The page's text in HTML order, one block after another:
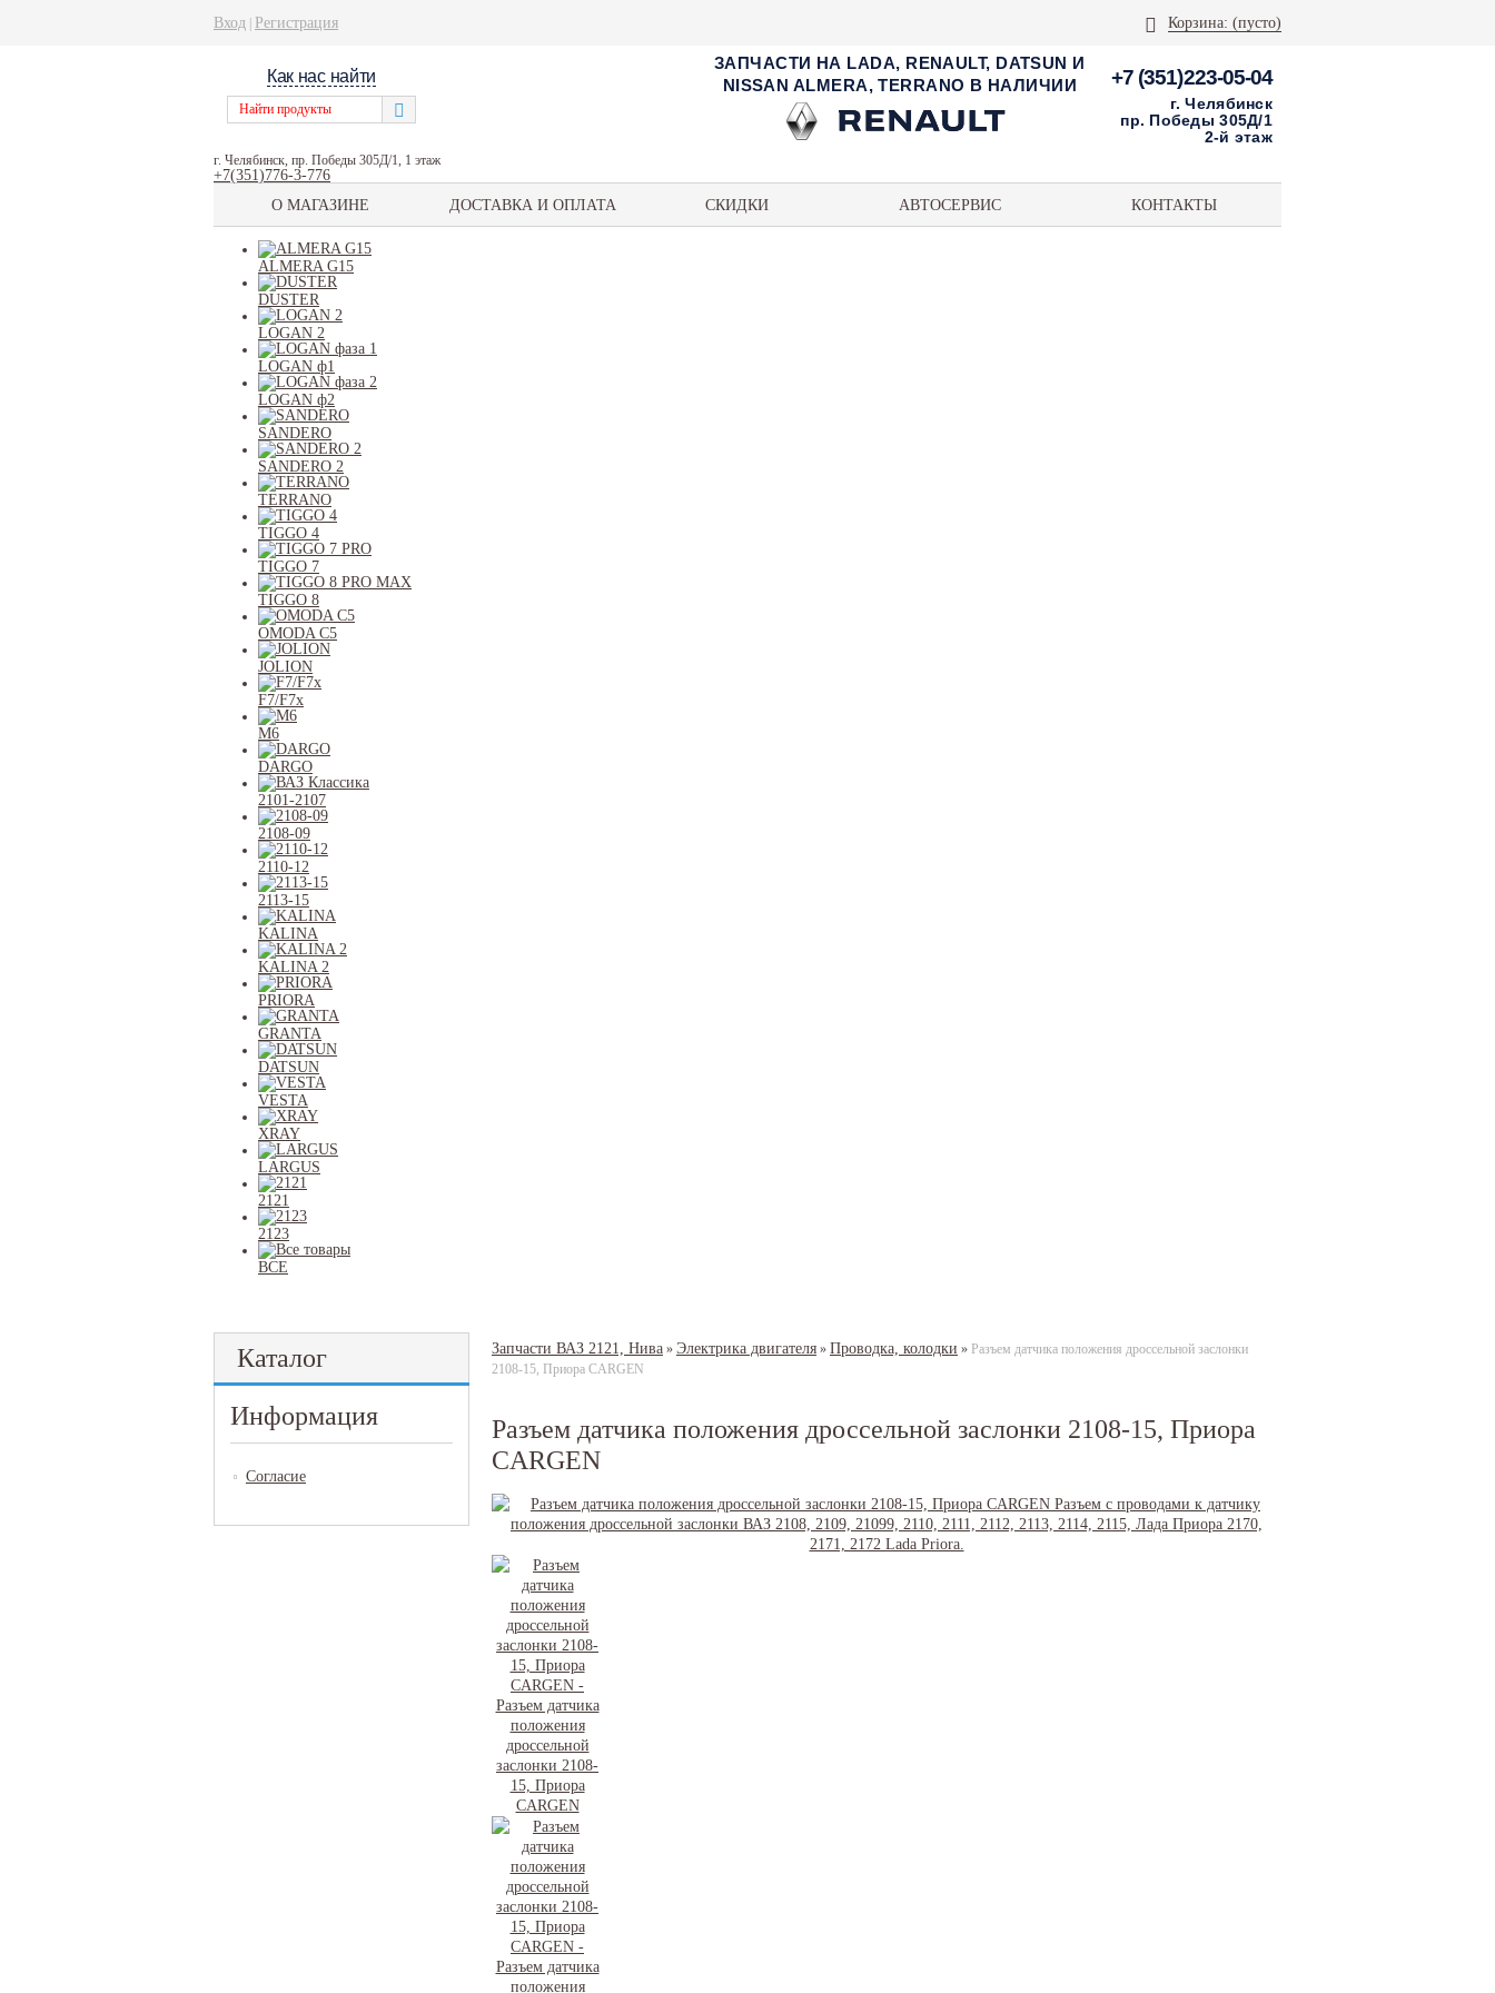
Вход Регистрация Корзина: (пусто)
ЗАПЧАСТИ НА LADA, RENAULT, DATSUN И
NISSAN ALMERA, TERRANO В НАЛИЧИИ
Как нас найти +7 (351)223-05-04
г. Челябинск
пр. Победы 305Д/1
2-й этаж
г. Челябинск, пр. Победы 305Д/1, 1 этаж
+7(351)776-3-776
О МАГАЗИНЕ
ДОСТАВКА И ОПЛАТА СКИДКИ АВТОСЕРВИС КОНТАКТЫ
ALMERA G15
DUSTER
LOGAN 2
LOGAN ф1
LOGAN ф2
SANDERO
SANDERO 2
TERRANO
TIGGO 4
TIGGO 7
TIGGO 8
OMODA C5
JOLION
F7/F7x
M6
DARGO
2101-2107
2108-09
2110-12
2113-15
KALINA
KALINA 2
PRIORA
GRANTA
DATSUN
VESTA
XRAY
LARGUS
2121
2123
ВСЕ
Каталог
Информация
Согласие
Запчасти ВАЗ 2121, Нива » Электрика двигателя » Проводка, колодки » Разъем датчика положения дроссельной заслонки
2108-15, Приора CARGEN
Разъем датчика положения дроссельной заслонки 2108-15, Приора
CARGEN